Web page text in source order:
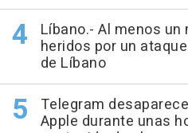
Líbano.- Al menos
heridos por un
de Líbano
Telegram
Apple durante unas